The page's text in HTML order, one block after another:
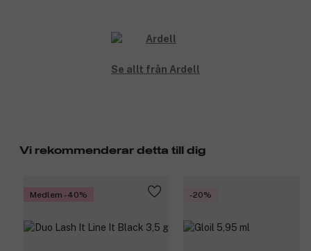
Se allt från Ardell
Vi rekommenderar detta till dig
Medlem -40% -20%